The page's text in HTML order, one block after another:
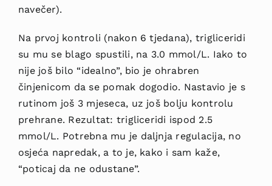
navečer).
Na prvoj kontroli (nakon 6 tjedana), trigliceridi
su mu se blago spustili, na 3.0 mmol/L. Iako to
nije još bilo “idealno”, bio je ohrabren
činjenicom da se pomak dogodio. Nastavio je s
rutinom još 3 mjeseca, uz još bolju kontrolu
prehrane. Rezultat: trigliceridi ispod 2.5
mmol/L. Potrebna mu je daljnja regulacija, no
osjeća napredak, a to je, kako i sam kaže,
“poticaj da ne odustane”.